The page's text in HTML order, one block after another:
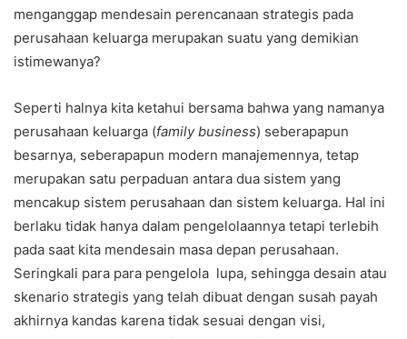
menganggap mendesain perencanaan strategis pada
perusahaan keluarga merupakan suatu yang demikian
istimewanya?
Seperti halnya kita ketahui bersama bahwa yang namanya
perusahaan keluarga (family business) seberapapun
besarnya, seberapapun modern manajemennya, tetap
merupakan satu perpaduan antara dua sistem yang
mencakup sistem perusahaan dan sistem keluarga. Hal ini
berlaku tidak hanya dalam pengelolaannya tetapi terlebih
pada saat kita mendesain masa depan perusahaan.
Seringkali para para pengelola lupa, sehingga desain atau
skenario strategis yang telah dibuat dengan susah payah
akhirnya kandas karena tidak sesuai dengan visi,